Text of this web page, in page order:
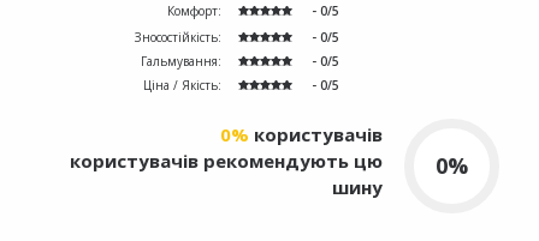
Комфорт:
- 0/5
Зносостійкість:
- 0/5
Гальмування:
- 0/5
Ціна / Якість:
- 0/5
0%
0% користувачів
користувачів рекомендують цю
шину